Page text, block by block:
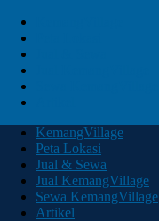
KemangVillage
Peta Lokasi
Jual & Sewa
Jual KemangVillage
Sewa KemangVillage
Artikel